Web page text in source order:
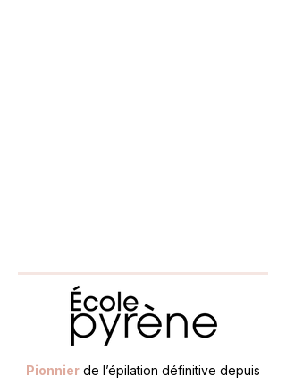
Pionnier de l’épilation définitive depuis